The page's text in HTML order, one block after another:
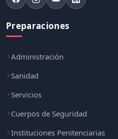
Preparaciones
Administración
Sanidad
Servicios
Cuerpos de Seguridad
Instituciones Penitenciarias